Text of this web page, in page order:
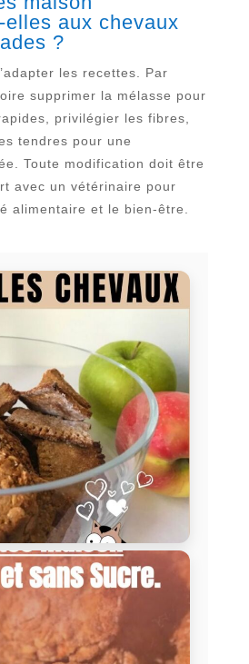
elles aux chevaux
?
les recettes. Par
supprimer la mélasse pour
privilégier les fibres,
tendres pour une
Toute modification doit être
avec un vétérinaire pour
alimentaire et le bien-être.